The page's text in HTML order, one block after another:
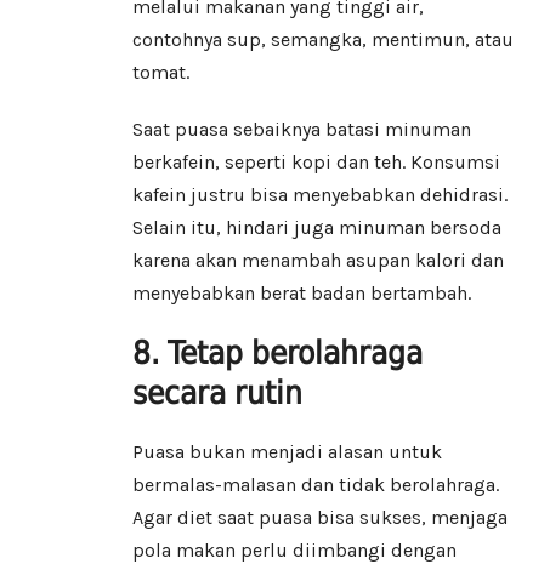
melalui makanan yang tinggi air,
contohnya sup, semangka, mentimun, atau
tomat.
Saat puasa sebaiknya batasi minuman
berkafein, seperti kopi dan teh. Konsumsi
kafein justru bisa menyebabkan dehidrasi.
Selain itu, hindari juga minuman bersoda
karena akan menambah asupan kalori dan
menyebabkan berat badan bertambah.
8. Tetap berolahraga
secara rutin
Puasa bukan menjadi alasan untuk
bermalas-malasan dan tidak berolahraga.
Agar diet saat puasa bisa sukses, menjaga
pola makan perlu diimbangi dengan